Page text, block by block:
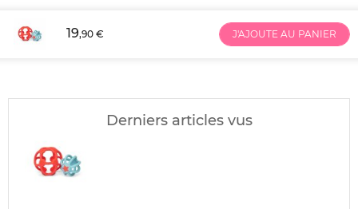
19,90 € J'AJOUTE AU PANIER
Derniers articles vus